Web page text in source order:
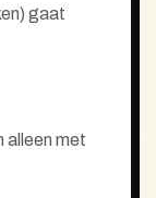
gaat
alleen met